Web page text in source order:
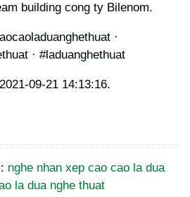
building cong ty Bilenom.
·
· #laduanghethuat
09-21 14:13:16.
nghe nhan xep cao cao la dua
la dua nghe thuat